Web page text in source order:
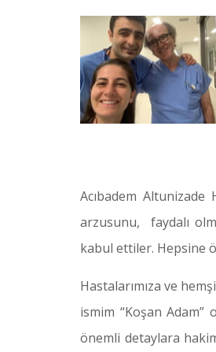
Acıbadem
arzusunu, faydalı
kabul ettiler. Hepsine
Hastalarımıza ve
ismim “Koşan
önemli detaylara